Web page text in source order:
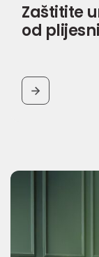
Zaštitite
od plijesni
BUTTON